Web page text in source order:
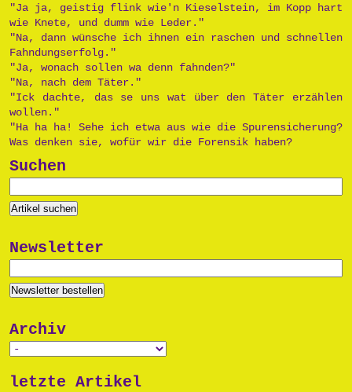
"Ja ja, geistig flink wie'n Kieselstein, im Kopp hart
wie Knete, und dumm wie Leder."
"Na, dann wünsche ich ihnen ein raschen und schnellen
Fahndungserfolg."
"Ja, wonach sollen wa denn fahnden?"
"Na, nach dem Täter."
"Ick dachte, das se uns wat über den Täter erzählen
wollen."
"Ha ha ha! Sehe ich etwa aus wie die Spurensicherung?
Was denken sie, wofür wir die Forensik haben?
Suchen
Newsletter
Archiv
letzte Artikel